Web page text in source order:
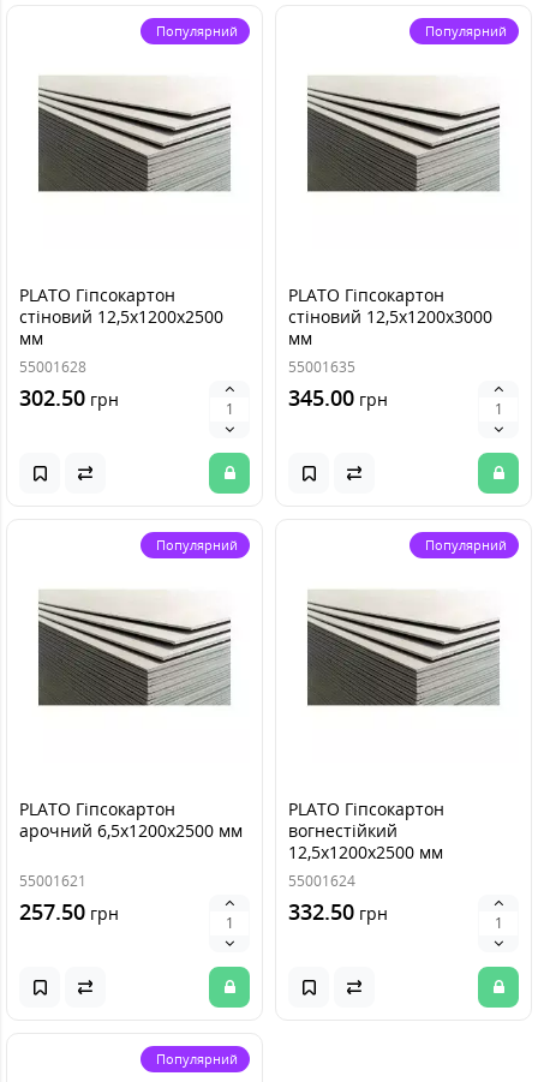
Популярний
PLATO Гіпсокартон
стіновий 12,5х1200х2500
мм
55001628
302.50 грн
Популярний
PLATO Гіпсокартон
стіновий 12,5х1200х3000
мм
55001635
345.00 грн
Популярний
PLATO Гіпсокартон
арочний 6,5х1200х2500 мм
55001621
257.50 грн
Популярний
PLATO Гіпсокартон
вогнестійкий
12,5х1200х2500 мм
55001624
332.50 грн
Популярний